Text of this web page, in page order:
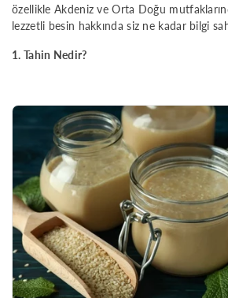
özellikle Akdeniz ve Orta Doğu
lezzetli besin hakkında siz ne kadar bilgi
1. Tahin Nedir?